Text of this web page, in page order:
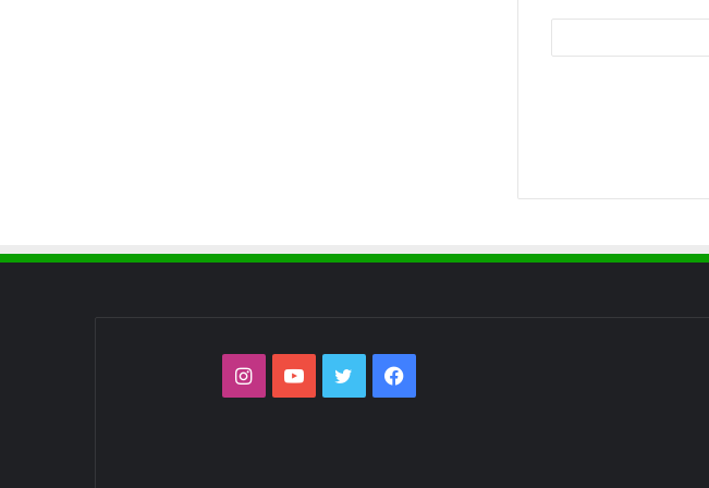
فيسبوك تويتر يوتيوبانستقرام